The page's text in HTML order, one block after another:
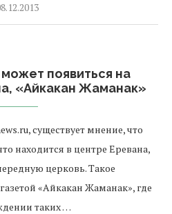
появиться на
«Айкакан Жаманак»
существует мнение, что
находится в центре Еревана,
церковь. Такое
«Айкакан Жаманак», где
таких …